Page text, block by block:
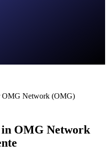
OMG Network (OMG)
OMG Network